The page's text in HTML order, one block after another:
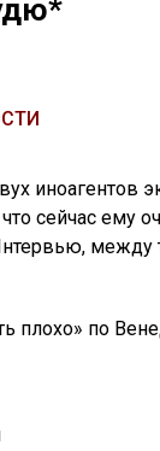
иноагентов
сейчас ему
между
плохо» по